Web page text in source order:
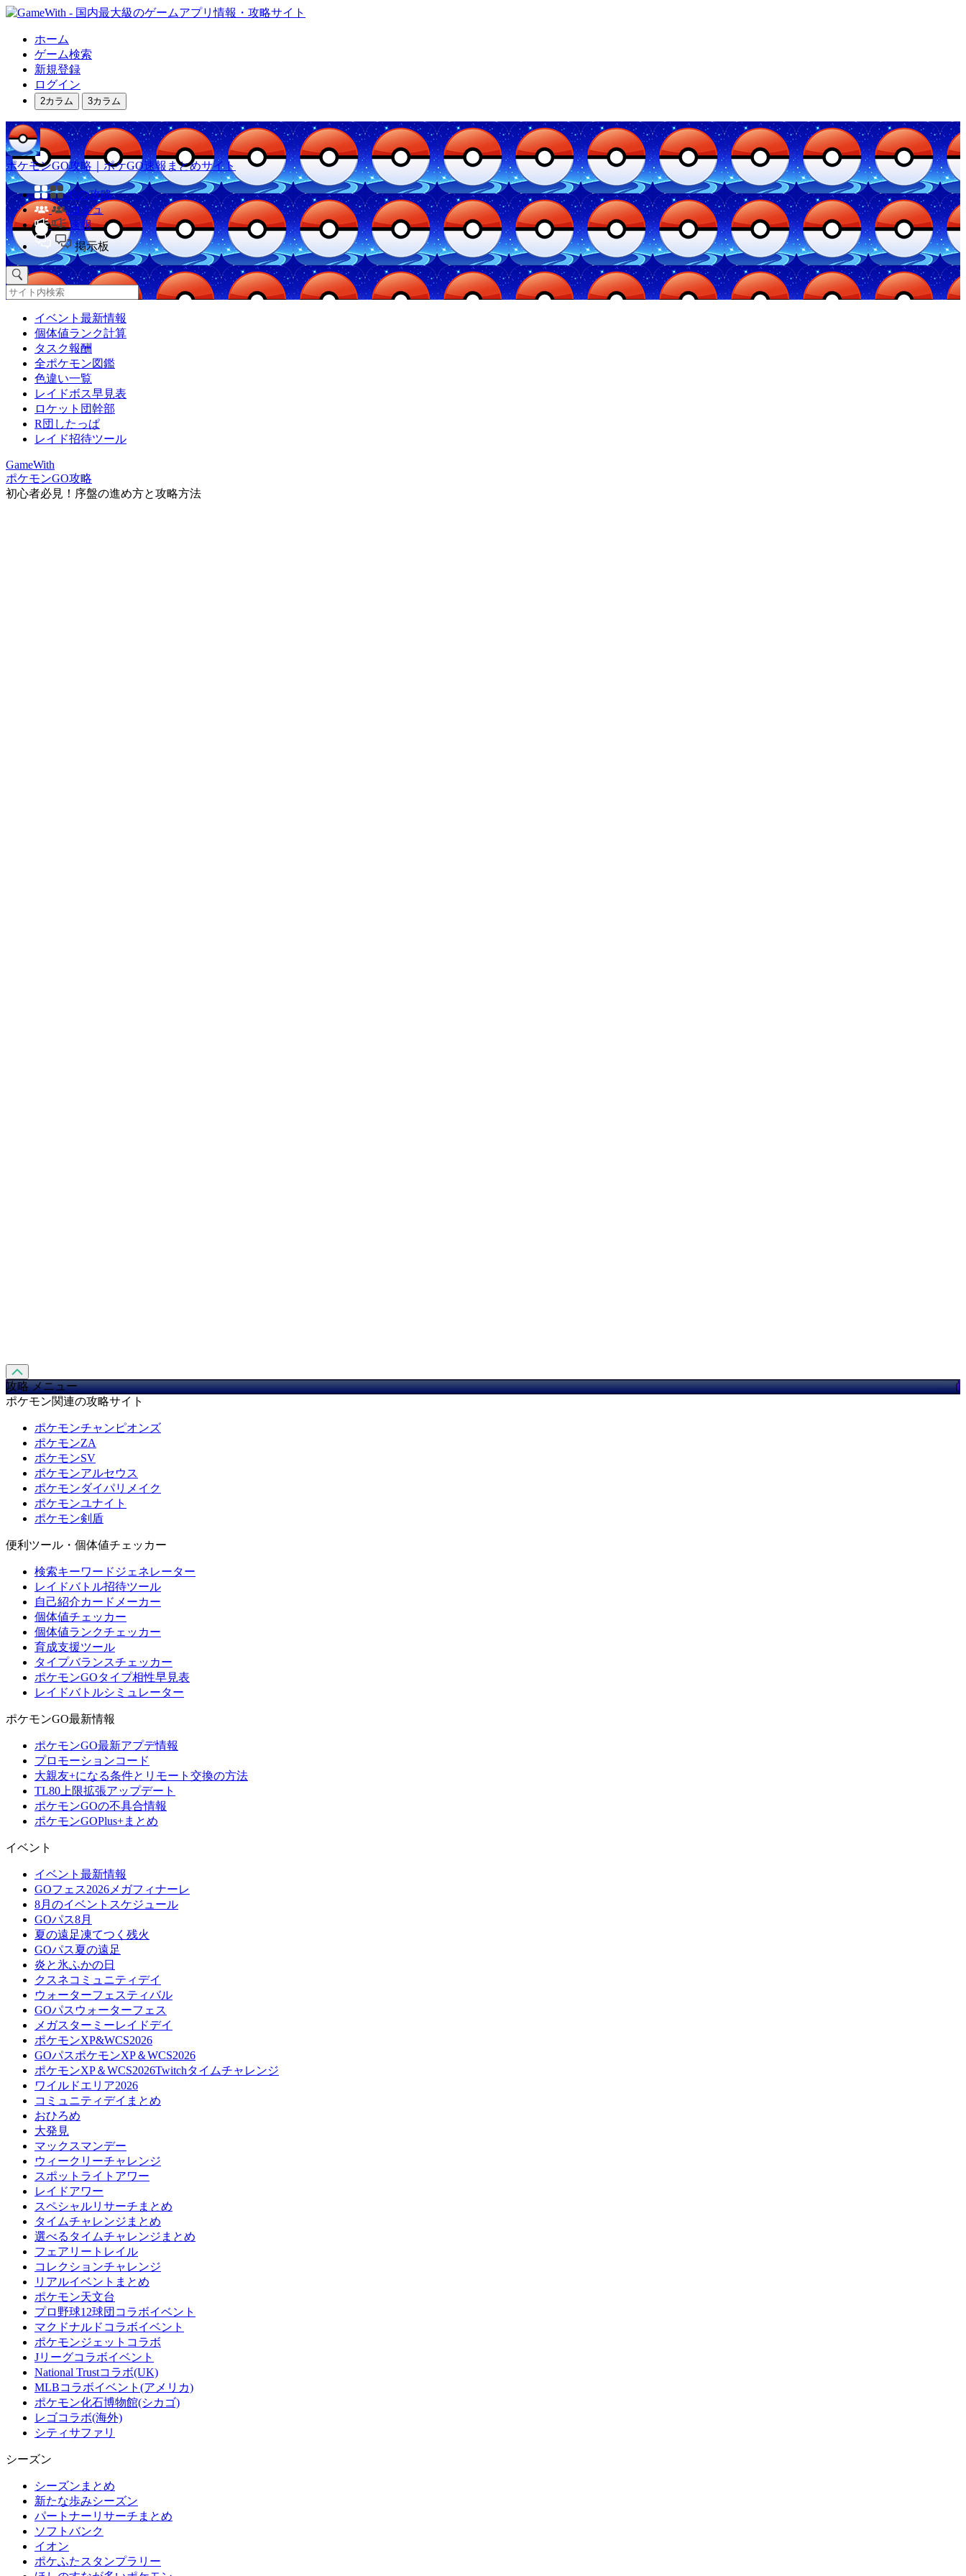
ホーム
ゲーム検索
新規登録
ログイン
2カラム 3カラム
ポケモンGO攻略｜ポケGO速報まとめサイト
他の攻略
コミュ
速報
掲示板
イベント最新情報
個体値ランク計算
タスク報酬
全ポケモン図鑑
色違い一覧
レイドボス早見表
ロケット団幹部
R団したっぱ
レイド招待ツール
GameWith
ポケモンGO攻略
初心者必見！序盤の進め方と攻略方法
攻略 メニュー
ポケモン関連の攻略サイト
ポケモンチャンピオンズ
ポケモンZA
ポケモンSV
ポケモンアルセウス
ポケモンダイパリメイク
ポケモンユナイト
ポケモン剣盾
便利ツール・個体値チェッカー
検索キーワードジェネレーター
レイドバトル招待ツール
自己紹介カードメーカー
個体値チェッカー
個体値ランクチェッカー
育成支援ツール
タイプバランスチェッカー
ポケモンGOタイプ相性早見表
レイドバトルシミュレーター
ポケモンGO最新情報
ポケモンGO最新アプデ情報
プロモーションコード
大親友+になる条件とリモート交換の方法
TL80上限拡張アップデート
ポケモンGOの不具合情報
ポケモンGOPlus+まとめ
イベント
イベント最新情報
GOフェス2026メガフィナーレ
8月のイベントスケジュール
GOパス8月
夏の遠足凍てつく残火
GOパス夏の遠足
炎と氷ふかの日
クスネコミュニティデイ
ウォーターフェスティバル
GOパスウォーターフェス
メガスターミーレイドデイ
ポケモンXP&WCS2026
GOパスポケモンXP＆WCS2026
ポケモンXP＆WCS2026Twitchタイムチャレンジ
ワイルドエリア2026
コミュニティデイまとめ
おひろめ
大発見
マックスマンデー
ウィークリーチャレンジ
スポットライトアワー
レイドアワー
スペシャルリサーチまとめ
タイムチャレンジまとめ
選べるタイムチャレンジまとめ
フェアリートレイル
コレクションチャレンジ
リアルイベントまとめ
ポケモン天文台
プロ野球12球団コラボイベント
マクドナルドコラボイベント
ポケモンジェットコラボ
Jリーグコラボイベント
National Trustコラボ(UK)
MLBコラボイベント(アメリカ)
ポケモン化石博物館(シカゴ)
レゴコラボ(海外)
シティサファリ
シーズン
シーズンまとめ
新たな歩みシーズン
パートナーリサーチまとめ
ソフトバンク
イオン
ポケふたスタンプラリー